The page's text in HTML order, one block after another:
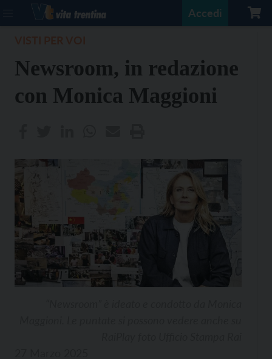
Accedi
Newsroom, in redazione
con Monica Maggioni